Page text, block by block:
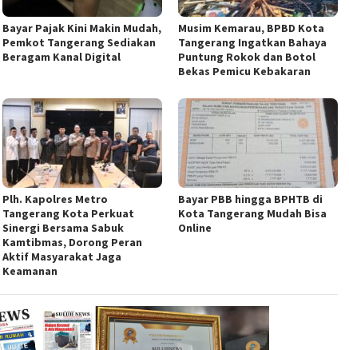
Bayar Pajak Kini Makin Mudah,
Pemkot Tangerang Sediakan
Beragam Kanal Digital
Musim Kemarau, BPBD Kota
Tangerang Ingatkan Bahaya
Puntung Rokok dan Botol
Bekas Pemicu Kebakaran
Plh. Kapolres Metro
Tangerang Kota Perkuat
Sinergi Bersama Sabuk
Kamtibmas, Dorong Peran
Aktif Masyarakat Jaga
Keamanan
Bayar PBB hingga BPHTB di
Kota Tangerang Mudah Bisa
Online